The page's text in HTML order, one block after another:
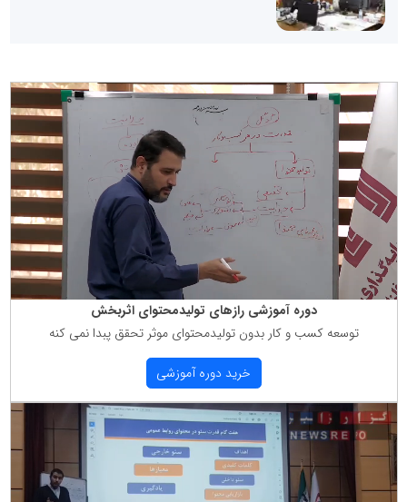
دوره آموزشی رازهای تولیدمحتوای اثربخش
توسعه كسب و كار بدون تولیدمحتوای موثر تحقق پبدا نمی كنه
خرید دوره آموزشی